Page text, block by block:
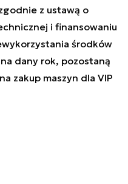
z ustawą o
i finansowaniu
środków
dany rok, pozostaną
zakup maszyn dla VIP